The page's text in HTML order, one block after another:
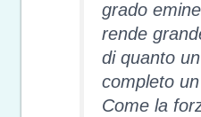
grado
rende
di quanto
completo
Come la